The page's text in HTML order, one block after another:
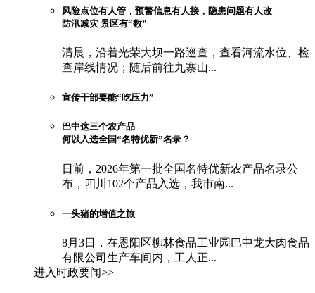
风险点位有人管，预警信息有人接，隐患问题有人改
防汛减灾 景区有“数”
清晨，沿着光荣大坝一路巡查，查看河流水位、检
查岸线情况；随后前往九寨山...
宣传干部要能“吃压力”
巴中这三个农产品
何以入选全国“名特优新”名录？
日前，2026年第一批全国名特优新农产品名录公
布，四川102个产品入选，我市南...
一头猪的增值之旅
8月3日，在恩阳区柳林食品工业园巴中龙大肉食品
有限公司生产车间内，工人正...
进入时政要闻>>